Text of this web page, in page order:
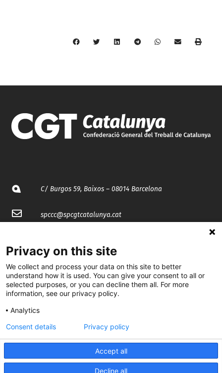
C/ Burgos 59, Baixos – 08014 Barcelona
spccc@spcgtcatalunya.cat
@CGTCatalunya
cgtcatalunya
cgtcatalunya
Desenvolupat per
Privacy on this site
We collect and process your data on this site to better
understand how it is used. You can give your consent to all or
selected purposes, or you can decline them all. For more
information, see our privacy policy.
Analytics
Accept all
Decline all
Consent details Privacy policy